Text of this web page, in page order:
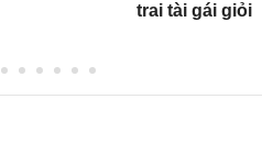
trai tài gái giỏi